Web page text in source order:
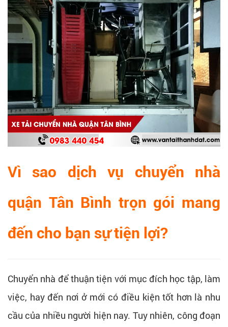
Vì sao dịch vụ chuyển nhà
quận Tân Bình trọn gói mang
đến cho bạn sự tiện lợi?
Chuyển nhà để thuận tiện với mục đích học tập, làm
việc, hay đến nơi ở mới có điều kiện tốt hơn là nhu
cầu của nhiều người hiện nay. Tuy nhiên, công đoạn